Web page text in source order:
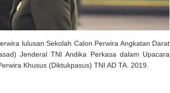
lulusan Sekolah Calon Perwira Angkatan Darat
Jenderal TNI Andika Perkasa dalam Upacara
Khusus (Diktukpasus) TNI AD TA. 2019.